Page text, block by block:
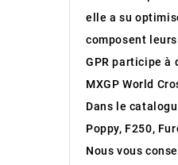
elle a su
composent leurs
GPR participe à
MXGP World
Dans le
Poppy, F250,
Nous vous